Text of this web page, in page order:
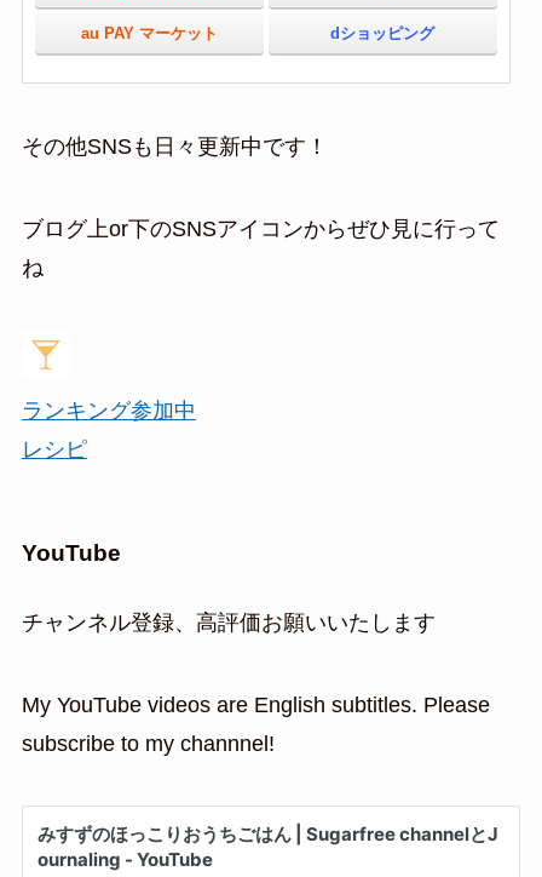
au PAY マーケット dショッピング
その他SNSも日々更新中です！
ブログ上or下のSNSアイコンからぜひ見に行って
ね
ランキング参加中
レシピ
YouTube
チャンネル登録、高評価お願いいたします
My YouTube videos are English subtitles. Please
subscribe to my channnel!